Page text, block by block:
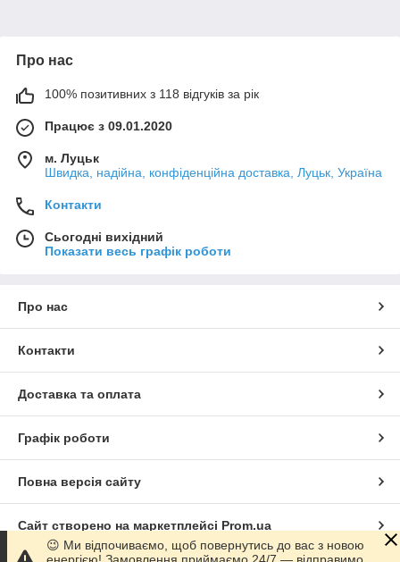
Про нас
100% позитивних з 118 відгуків за рік
Працює з 09.01.2020
м. Луцьк
Швидка, надійна, конфіденційна доставка, Луцьк, Україна
Контакти
Сьогодні вихідний
Показати весь графік роботи
Про нас
Контакти
Доставка та оплата
Графік роботи
Повна версія сайту
Сайт створено на маркетплейсі Prom.ua
😉 Ми відпочиваємо, щоб повернутись до вас з новою